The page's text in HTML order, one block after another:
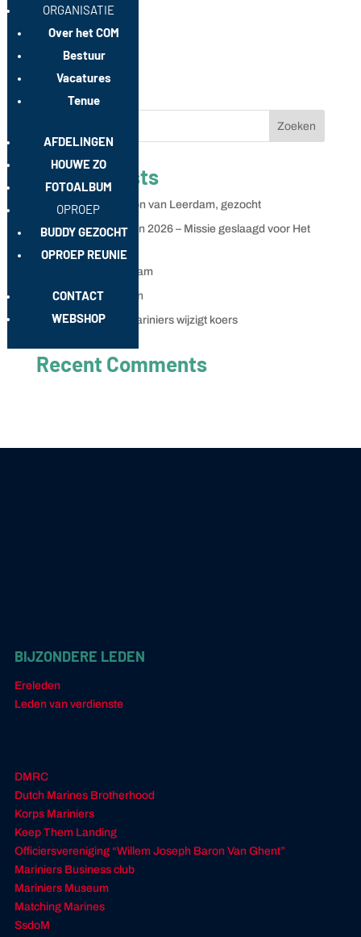
ORGANISATIE
Over het COM
Bestuur
Vacatures
Tenue
AFDELINGEN
HOUWE ZO
FOTOALBUM
OPROEP
BUDDY GEZOCHT
OPROEP REUNIE
CONTACT
WEBSHOP
vereniging te wijzigen: 👉 Van Contact Oud- en Actief
Dienende Mariniers 👉 Naar Contact Mariniers Deze stap
is een zichtbaar resultaat van het veranderingstraject Stip
Zoeken
Recent Posts
lichting 1962/6, Anton van Leerdam, gezocht
Vierdaagse Nijmegen 2026 – Missie geslaagd voor Het
Torrennest
De tocht naar Chatham
4Daagse Rustpunten
Officiersopleiding mariniers wijzigt koers
Recent Comments
BIJZONDERE LEDEN
Ereleden
Leden van verdienste
DMRC
Dutch Marines Brotherhood
Korps Mariniers
Keep Them Landing
Officiersvereniging “Willem Joseph Baron Van Ghent”
Mariniers Business club
Mariniers Museum
Matching Marines
SsdoM